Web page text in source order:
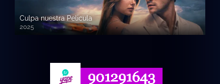
Culpa nuestra Pelicula
2025
720p HD